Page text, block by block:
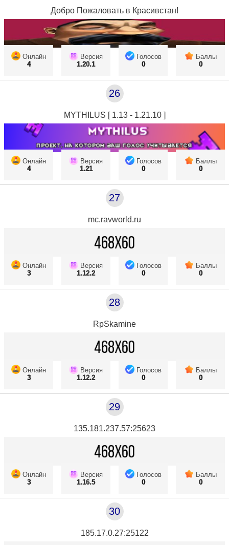
Добро Пожаловать в Красивстан!
Онлайн
4
Версия
1.20.1
Голосов
0
Баллы
0
26
MYTHILUS [ 1.13 - 1.21.10 ]
Онлайн
4
Версия
1.21
Голосов
0
Баллы
0
27
mc.ravworld.ru
Онлайн
3
Версия
1.12.2
Голосов
0
Баллы
0
28
RpSkamine
Онлайн
3
Версия
1.12.2
Голосов
0
Баллы
0
29
135.181.237.57:25623
Онлайн
3
Версия
1.16.5
Голосов
0
Баллы
0
30
185.17.0.27:25122